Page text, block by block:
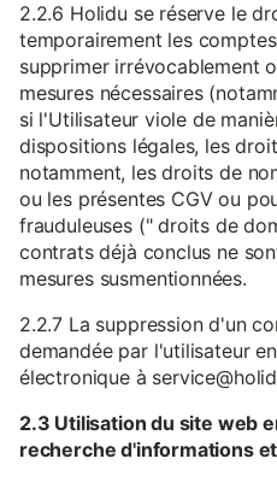
2.2.6 Holidu se réserve le
temporairement les
supprimer irrévocablement
mesures nécessaires
si l'Utilisateur viole de
dispositions légales, les
notamment, les droits de
ou les présentes CGV ou
frauduleuses (" droits de
contrats déjà conclus ne
mesures susmentionnées.
2.2.7 La suppression d'un
demandée par l'utilisateur
électronique à
2.3 Utilisation du site web
recherche d'informations